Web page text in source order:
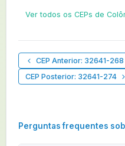
Ver todos os CEPs de
CEP Anterior: 32641-268
CEP Posterior: 32641-274
Perguntas frequentes